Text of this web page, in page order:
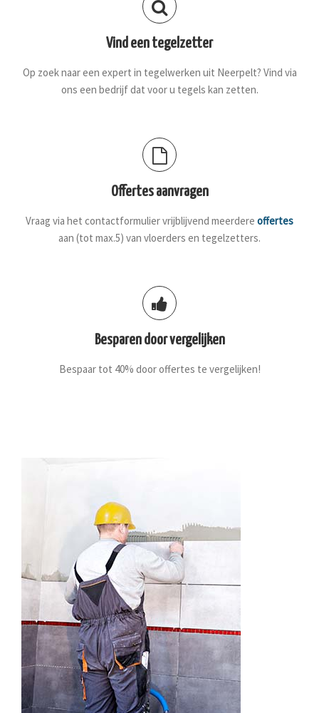
Vind een tegelzetter
Op zoek naar een expert in tegelwerken uit Neerpelt? Vind via
ons een bedrijf dat voor u tegels kan zetten.
Offertes aanvragen
Vraag via het contactformulier vrijblijvend meerdere offertes
aan (tot max.5) van vloerders en tegelzetters.
Besparen door vergelijken
Bespaar tot 40% door offertes te vergelijken!